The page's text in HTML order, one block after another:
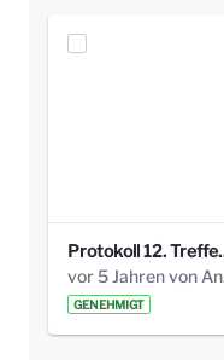
Protokoll 12.
vor
GENEHMIGT